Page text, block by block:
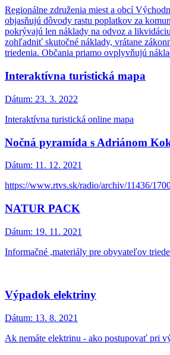
Regionálne združenia miest a obcí
objasňujú dôvody rastu poplatkov za
pokrývajú len náklady na odvoz a
zohľadniť skutočné náklady, vrátane
triedenia. Občania priamo ovplyvňujú
Interaktívna turistická mapa
Dátum: 23. 3. 2022
Interaktívna turistická online mapa
Nočná pyramída s Adriánom
Dátum: 11. 12. 2021
https://www.rtvs.sk/radio/archiv/11436/
NATUR PACK
Dátum: 19. 11. 2021
Informačné ,materiály pre obyvateľov
Výpadok elektriny
Dátum: 13. 8. 2021
Ak nemáte elektrinu - ako postupovať pri